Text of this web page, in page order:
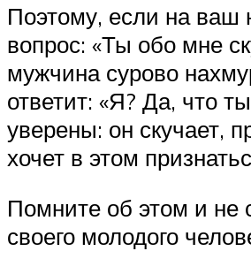
Поэтому, если на ваш
вопрос: «Ты обо мне
мужчина сурово
ответит: «Я? Да, что
уверены: он скучает,
хочет в этом
Помните об этом и не
своего молодого